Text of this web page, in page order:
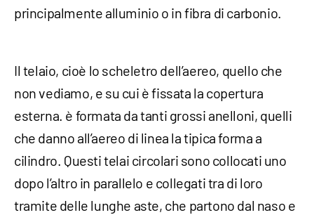
principalmente alluminio o in fibra di carbonio.
Il telaio, cioè lo scheletro dell’aereo, quello che
non vediamo, e su cui è fissata la copertura
esterna. è formata da tanti grossi anelloni, quelli
che danno all’aereo di linea la tipica forma a
cilindro. Questi telai circolari sono collocati uno
dopo l’altro in parallelo e collegati tra di loro
tramite delle lunghe aste, che partono dal naso e